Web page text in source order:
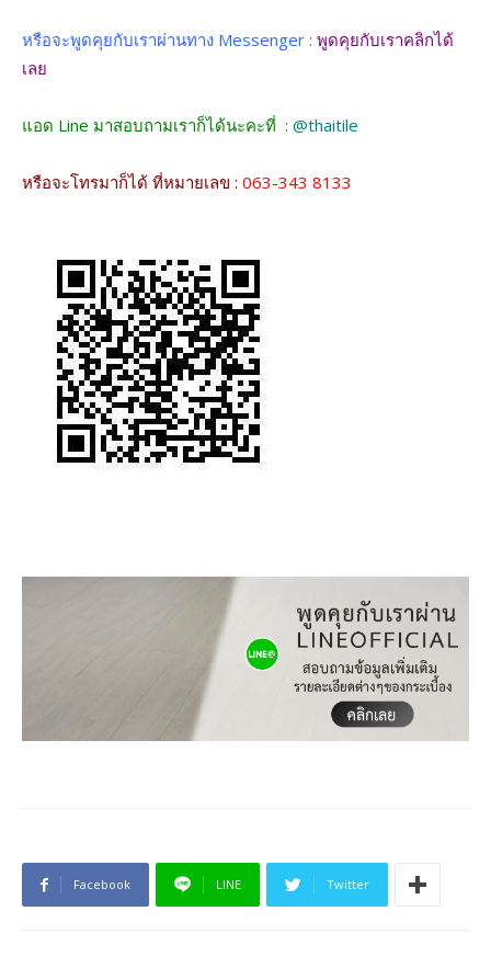
หรือจะพูดคุยกับเราผ่านทาง Messenger : พูดคุยกับเราคลิกได้
เลย
แอด Line มาสอบถามเราก็ได้นะคะที่ : @thaitile
หรือจะโทรมาก็ได้ ที่หมายเลข : 063-343 8133
Facebook LINE Twitter